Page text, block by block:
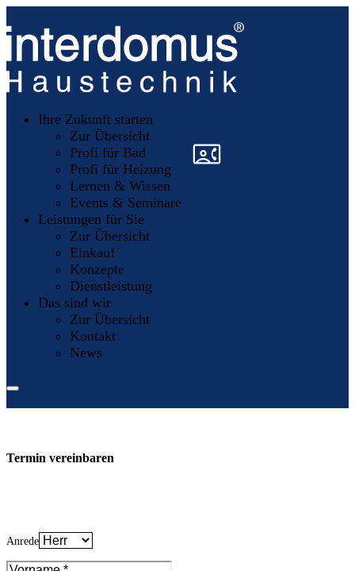
Ihre Zukunft starten
Zur Übersicht
Profi für Bad
Profi für Heizung
Lernen & Wissen
Events & Seminare
Leistungen für Sie
Zur Übersicht
Einkauf
Konzepte
Dienstleistung
Das sind wir
Zur Übersicht
Kontakt
News
»
Termin vereinbaren
Anrede